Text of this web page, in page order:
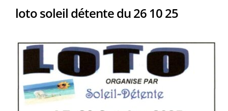
loto soleil détente du 26 10 25